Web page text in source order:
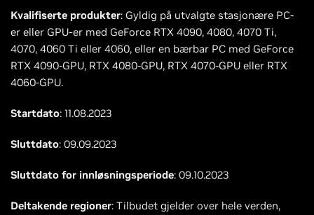
Kvalifiserte produkter: Gyldig på utvalgte stasjonære PC-
er eller GPU-er med GeForce RTX 4090, 4080, 4070 Ti,
4070, 4060 Ti eller 4060, eller en bærbar PC med GeForce
RTX 4090-GPU, RTX 4080-GPU, RTX 4070-GPU eller RTX
4060-GPU.
Startdato: 11.08.2023
Sluttdato: 09.09.2023
Sluttdato for innløsningsperiode: 09.10.2023
Deltakende regioner: Tilbudet gjelder over hele verden,